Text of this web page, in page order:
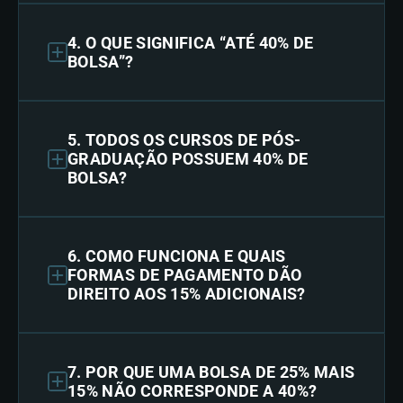
4. O QUE SIGNIFICA “ATÉ 40% DE
BOLSA”?
5. TODOS OS CURSOS DE PÓS-
GRADUAÇÃO POSSUEM 40% DE
BOLSA?
6. COMO FUNCIONA E QUAIS
FORMAS DE PAGAMENTO DÃO
DIREITO AOS 15% ADICIONAIS?
7. POR QUE UMA BOLSA DE 25% MAIS
15% NÃO CORRESPONDE A 40%?